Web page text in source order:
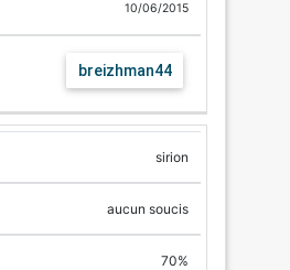
10/06/2015
breizhman44
sirion
aucun soucis
70%